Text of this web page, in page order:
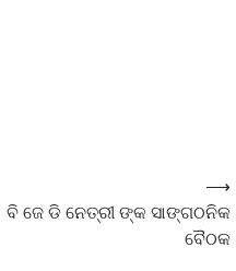
ବି ଜେ ଡି ନେତ୍ରୀ ଙ୍କ ସାଙ୍ଗଠନିକ
ବୈଠକ
⟶